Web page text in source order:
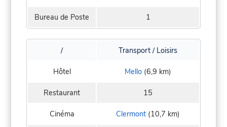
Bureau de Poste 1
/ Transport / Loisirs
Hôtel Mello (6,9 km)
Restaurant 15
Cinéma Clermont (10,7 km)